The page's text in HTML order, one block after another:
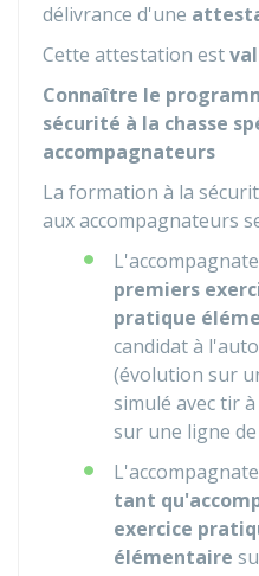
délivrance d'une
Cette attestation est
Connaître le
sécurité à la chasse
accompagnateurs
La formation à la
aux accompagnateurs
premiers
pratique
candidat à
(évolution sur
simulé avec tir
sur une ligne
tant
exercice
élémentaire